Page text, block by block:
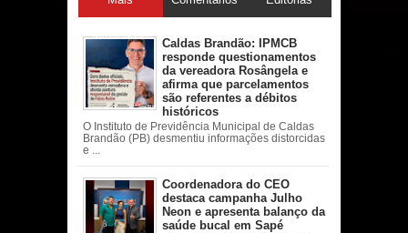
acessadas
Caldas Brandão: IPMCB
responde questionamentos
da vereadora Rosângela e
afirma que parcelamentos
são referentes a débitos
históricos
O Instituto de Previdência Municipal de Caldas
Brandão (PB) desmentiu informações distorcidas
e ...
Coordenadora do CEO
destaca campanha Julho
Neon e apresenta balanço da
saúde bucal em Sapé